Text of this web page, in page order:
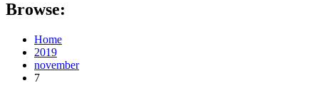
Browse:
Home
2019
november
7